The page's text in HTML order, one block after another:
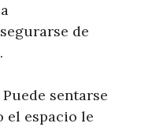
de
sentarse
el espacio le